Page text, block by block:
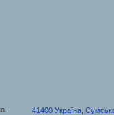
41400 Україна,